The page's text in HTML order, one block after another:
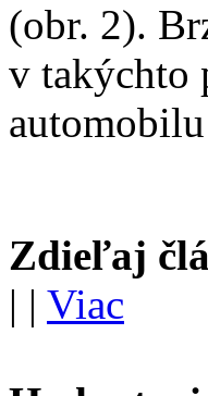
(obr. 2).
v takýchto
Zdieľaj
| | Viac